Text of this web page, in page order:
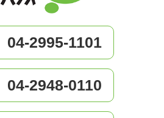
04-2995-1101
04-2948-0110